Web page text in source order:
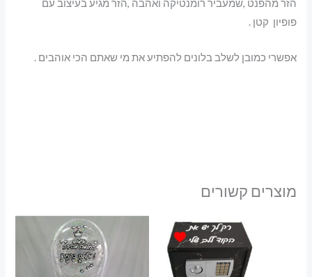
הזר מהפנט ,שמעביר רומנטיקה ואהבה ,הזר מגיע בעיצוב עם
פופיון קטן .
אפשרי כמובן לשלב בלונים להפתיע את מי שאתם הכי אוהבים .
מוצרים קשורים